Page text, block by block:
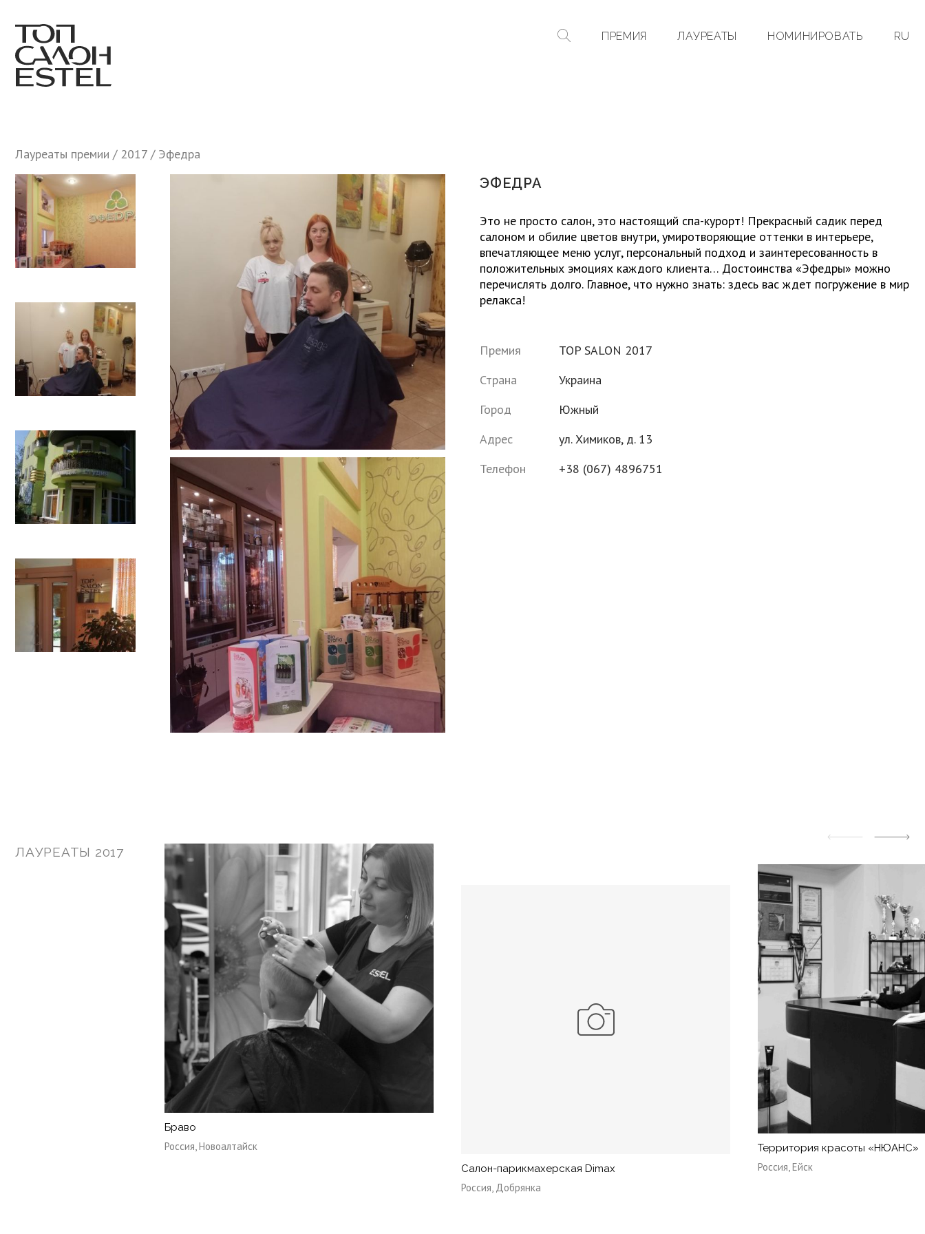
ПРЕМИЯ ЛАУРЕАТЫ НОМИНИРОВАТЬ RU
Лауреаты премии / 2017 / Эфедра
ЭФЕДРА
Это не просто салон, это настоящий спа-курорт! Прекрасный садик перед
салоном и обилие цветов внутри, умиротворяющие оттенки в интерьере,
впечатляющее меню услуг, персональный подход и заинтересованность в
положительных эмоциях каждого клиента… Достоинства «Эфедры» можно
перечислять долго. Главное, что нужно знать: здесь вас ждет погружение в мир
релакса!
Премия
TOP SALON 2017
Страна
Украина
Город
Южный
Адрес
ул. Химиков, д. 13
Телефон
+38 (067) 4896751
ЛАУРЕАТЫ 2017
Браво
Россия, Новоалтайск
Салон-парикмахерская Dimax
Россия, Добрянка
Территория красоты «НЮАНС»
Россия, Ейск